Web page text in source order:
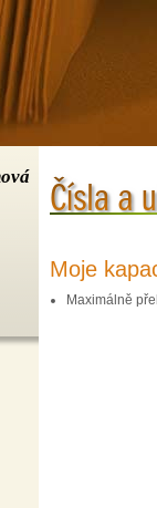
Moje
Maximálně